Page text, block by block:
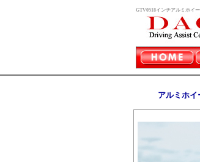
GTV0518インチアルミホイ
アルミホイ